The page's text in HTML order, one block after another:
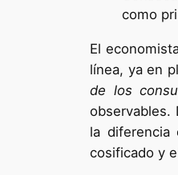
como
El
línea, ya en
de los
observables.
la diferencia
cosificado y